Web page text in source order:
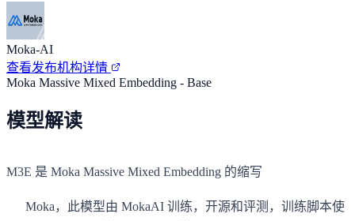
Moka-AI
查看发布机构详情
Moka Massive Mixed Embedding - Base
模型解读
M3E 是 Moka Massive Mixed Embedding 的缩写
Moka，此模型由 MokaAI 训练，开源和评测，训练脚本使